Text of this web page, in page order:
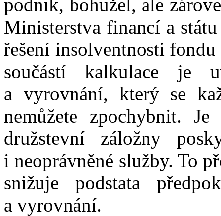
podnik, bohužel, ale
Ministerstva financí a
řešení insolventnosti
součástí kalkulace je
a vyrovnání, který se
nemůžete zpochybnit.
družstevní záložny
i neoprávněné služby. To
snižuje podstata
a vyrovnání.